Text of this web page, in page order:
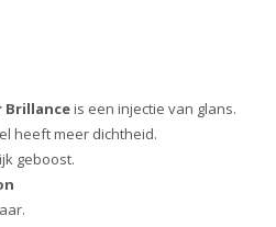
Brillanceis een injectie van glans.
heeft meer dichtheid.
geboost.